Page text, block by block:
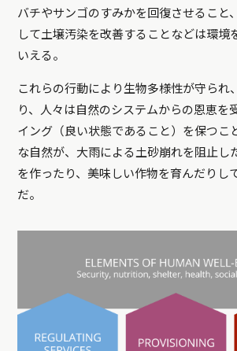
バチやサンゴのすみかを回復させること
して土壌汚染を改善することなどは環境
いえる。
これらの行動により生物多様性が守られ
り、人々は自然のシステムからの恩恵を
イング（良い状態であること）を保つこ
な自然が、大雨による土砂崩れを阻止し
を作ったり、美味しい作物を育んだりし
だ。